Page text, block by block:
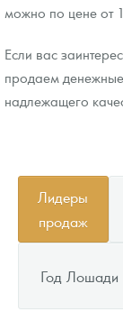
можно по цене от
Если вас
продаем
надлежащего
Лидеры
продаж
Год Лошади